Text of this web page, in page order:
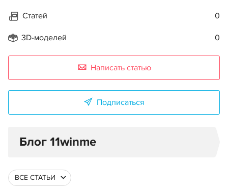
Статей 0
3D-моделей 0
Написать статью
Подписаться
Блог 11winme
ВСЕ СТАТЬИ